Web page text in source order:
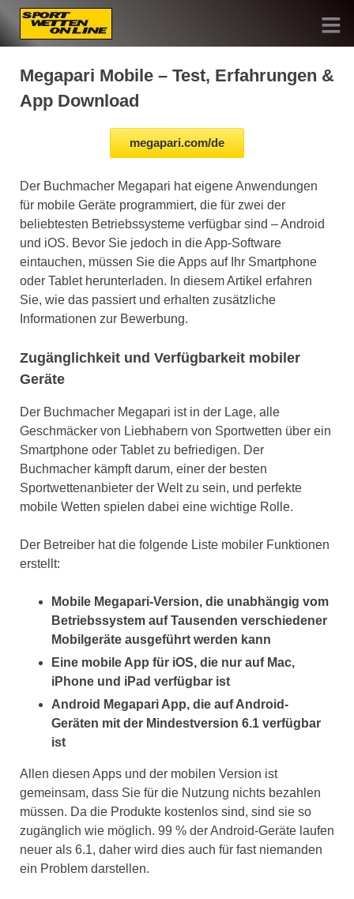
Skip
content
Sportwetten Online
Megapari Mobile – Test, Erfahrungen &
App Download
megapari.com/de
Der Buchmacher Megapari hat eigene Anwendungen
für mobile Geräte programmiert, die für zwei der
beliebtesten Betriebssysteme verfügbar sind – Android
und iOS. Bevor Sie jedoch in die App-Software
eintauchen, müssen Sie die Apps auf Ihr Smartphone
oder Tablet herunterladen. In diesem Artikel erfahren
Sie, wie das passiert und erhalten zusätzliche
Informationen zur Bewerbung.
Zugänglichkeit und Verfügbarkeit mobiler
Geräte
Der Buchmacher Megapari ist in der Lage, alle
Geschmäcker von Liebhabern von Sportwetten über ein
Smartphone oder Tablet zu befriedigen. Der
Buchmacher kämpft darum, einer der besten
Sportwettenanbieter der Welt zu sein, und perfekte
mobile Wetten spielen dabei eine wichtige Rolle.
Der Betreiber hat die folgende Liste mobiler Funktionen
erstellt:
Mobile Megapari-Version, die unabhängig vom
Betriebssystem auf Tausenden verschiedener
Mobilgeräte ausgeführt werden kann
Eine mobile App für iOS, die nur auf Mac,
iPhone und iPad verfügbar ist
Android Megapari App, die auf Android-
Geräten mit der Mindestversion 6.1 verfügbar
ist
Allen diesen Apps und der mobilen Version ist
gemeinsam, dass Sie für die Nutzung nichts bezahlen
müssen. Da die Produkte kostenlos sind, sind sie so
zugänglich wie möglich. 99 % der Android-Geräte laufen
neuer als 6.1, daher wird dies auch für fast niemanden
ein Problem darstellen.